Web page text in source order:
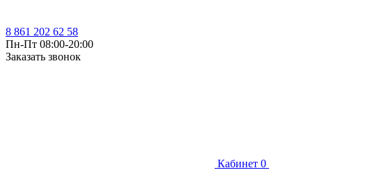
8 861 202 62 58
Пн-Пт 08:00-20:00
Заказать звонок
Кабинет 0